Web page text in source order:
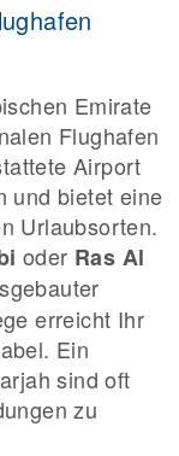
Emirate
Flughafen
Airport
und bietet eine
Urlaubsorten.
oder Ras Al
erreicht Ihr
Ein
sind oft
zu